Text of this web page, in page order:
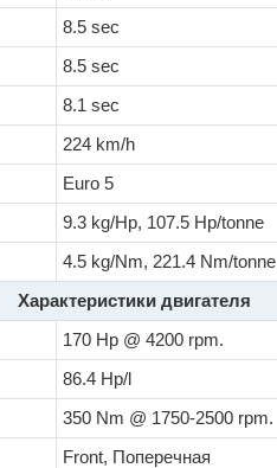
8.5 sec
8.5 sec
8.1 sec
224 km/h
Euro 5
9.3 kg/Hp, 107.5 Hp/tonne
4.5 kg/Nm, 221.4 Nm/tonne
Характеристики двигателя
170 Hp @ 4200 rpm.
86.4 Hp/l
350 Nm @ 1750-2500 rpm.
Front, Поперечная